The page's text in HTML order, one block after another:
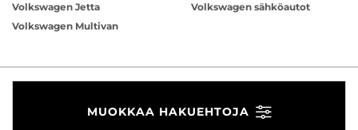
Volkswagen Jetta
Volkswagen Multivan
Volkswagen sähköautot
MUOKKAA HAKUEHTOJA